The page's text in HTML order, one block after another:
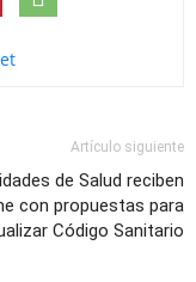
Artículo siguiente
de Salud reciben
con propuestas para
Código Sanitario